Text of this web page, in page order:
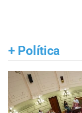
+ Política